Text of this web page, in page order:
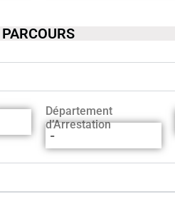
PARCOURS
Département
d’Arrestation
-